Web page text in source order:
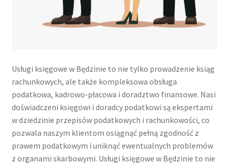
Usługi księgowe w Będzinie to nie tylko prowadzenie ksiąg
rachunkowych, ale także kompleksowa obsługa
podatkowa, kadrowo-płacowa i doradztwo finansowe. Nasi
doświadczeni księgowi i doradcy podatkowi są ekspertami
w dziedzinie przepisów podatkowych i rachunkowości, co
pozwala naszym klientom osiągnąć pełną zgodność z
prawem podatkowym i uniknąć ewentualnych problemów
z organami skarbowymi. Usługi księgowe w Będzinie to nie